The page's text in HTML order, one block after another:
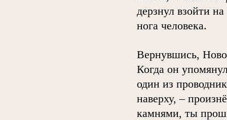
дерзнул взойти
нога человека.
Вернувшись,
Когда он
один из
наверху, –
камнями, ты